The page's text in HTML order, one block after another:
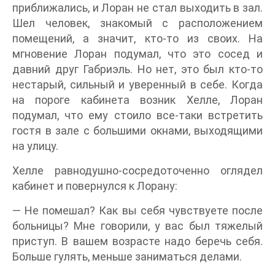
приближались, и Лоран не стал выходить в зал.
Шел человек, знакомый с расположением
помещений, а значит, кто-то из своих. На
мгновение Лоран подумал, что это сосед и
давний друг Габриэль. Но нет, это был кто-то
нестарый, сильный и уверенный в себе. Когда
на пороге кабинета возник Хелле, Лоран
подумал, что ему стоило все-таки встретить
гостя в зале с большими окнами, выходящими
на улицу.
Хелле равнодушно-сосредоточенно оглядел
кабинет и повернулся к Лорану:
— Не помешал? Как вы себя чувствуете после
больницы? Мне говорили, у вас был тяжелый
приступ. В вашем возрасте надо беречь себя.
Больше гулять, меньше заниматься делами.